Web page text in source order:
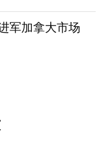
军加拿大市场